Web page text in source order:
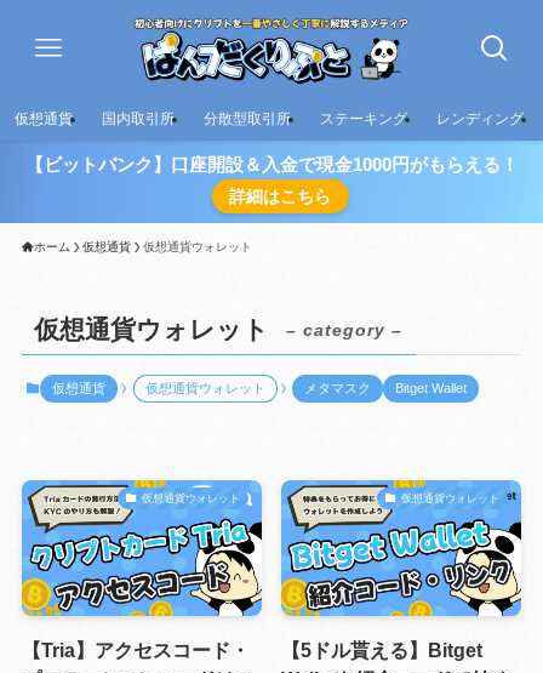
仮想通貨 国内取引所 分散型取引所 ステーキング レンディング
【ビットバンク】口座開設＆入金で現金1000円がもらえる！
詳細はこちら
ホーム 仮想通貨 仮想通貨ウォレット
仮想通貨ウォレット – category –
仮想通貨 仮想通貨ウォレット メタマスク Bitget Wallet
仮想通貨ウォレット
【Tria】アクセスコード・
仮想通貨ウォレット
【5ドル貰える】Bitget